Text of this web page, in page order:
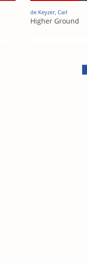
de Keyzer, Carl
Higher Ground